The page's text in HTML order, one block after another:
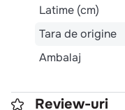
Latime (cm)
Tara de origine
Ambalaj
Review-uri